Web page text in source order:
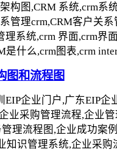
构图,CRM 系统,crm系
管理crm,CRM客户关
系统,crm 界面,crm界
是什么,crm图表,crm
图和流程图
企业门户,广东EIP企
业采购管理流程,企业
理流程图,企业成功案
知识管理系统,企业采购